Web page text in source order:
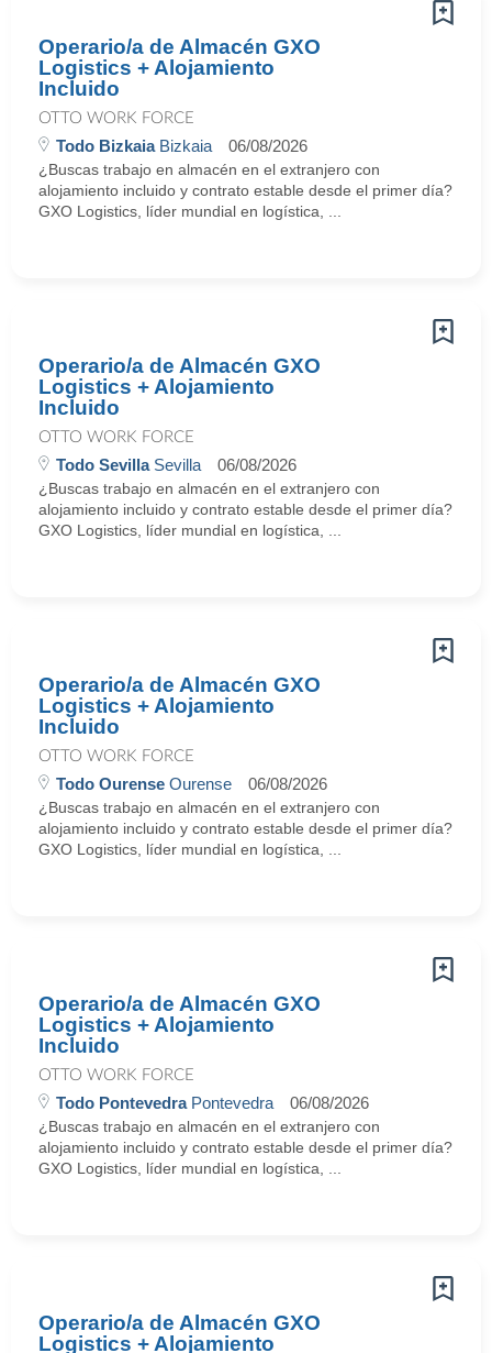
Operario/a de Almacén GXO
Logistics + Alojamiento
Incluido
OTTO WORK FORCE
Todo BizkaiaBizkaia 06/08/2026
¿Buscas trabajo en almacén en el extranjero con
alojamiento incluido y contrato estable desde el primer día?
GXO Logistics, líder mundial en logística, ...
Operario/a de Almacén GXO
Logistics + Alojamiento
Incluido
OTTO WORK FORCE
Todo SevillaSevilla 06/08/2026
¿Buscas trabajo en almacén en el extranjero con
alojamiento incluido y contrato estable desde el primer día?
GXO Logistics, líder mundial en logística, ...
Operario/a de Almacén GXO
Logistics + Alojamiento
Incluido
OTTO WORK FORCE
Todo Ourense Ourense 06/08/2026
¿Buscas trabajo en almacén en el extranjero con
alojamiento incluido y contrato estable desde el primer día?
GXO Logistics, líder mundial en logística, ...
Operario/a de Almacén GXO
Logistics + Alojamiento
Incluido
OTTO WORK FORCE
Todo PontevedraPontevedra 06/08/2026
¿Buscas trabajo en almacén en el extranjero con
alojamiento incluido y contrato estable desde el primer día?
GXO Logistics, líder mundial en logística, ...
Operario/a de Almacén GXO
Logistics + Alojamiento